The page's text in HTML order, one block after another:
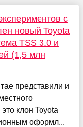
с
новый Toyota
TSS 3.0 и
(1,5 млн
представили и
клон Toyota
оформл...